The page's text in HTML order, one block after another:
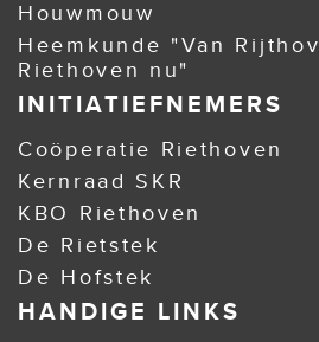
Houwmouw
Heemkunde "Van
Riethoven nu"
INITIATIEFNEMERS
Coöperatie Riethoven
Kernraad SKR
KBO Riethoven
De Rietstek
De Hofstek
HANDIGE LINKS